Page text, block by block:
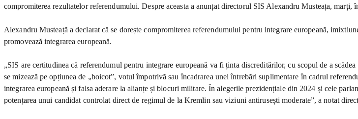
compromiterea rezultatelor referendumului. Despre aceasta a anunțat directorul SIS Alexandru Musteața, marți,
Alexandru Musteață a declarat că se dorește compromiterea referendumului pentru integrare europeană,
promovează integrarea europeană.
„SIS are certitudinea că referendumul pentru integrare europeană va fi ținta discreditărilor, cu scopul de a
se mizează pe opțiunea de „boicot”, votul împotrivă sau încadrarea unei întrebări suplimentare în cadrul
integrarea europeană și falsa aderare la alianțe și blocuri militare. În alegerile prezidențiale din 2024 și cele
potențarea unui candidat controlat direct de regimul de la Kremlin sau viziuni antirusești moderate”, a notat